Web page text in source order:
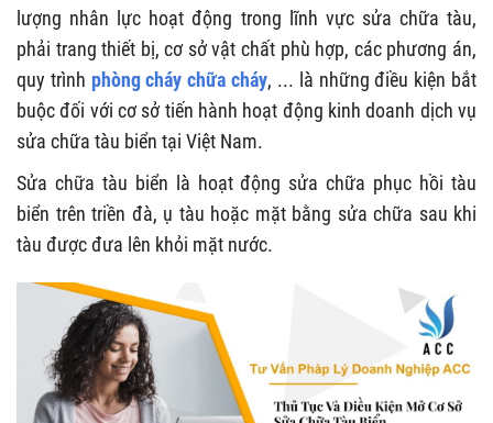
lượng nhân lực hoạt động trong lĩnh vực sửa chữa tàu,
phải trang thiết bị, cơ sở vật chất phù hợp, các phương án,
quy trình phòng cháy chữa cháy, ... là những điều kiện bắt
buộc đối với cơ sở tiến hành hoạt động kinh doanh dịch vụ
sửa chữa tàu biển tại Việt Nam.
Sửa chữa tàu biển là hoạt động sửa chữa phục hồi tàu
biển trên triền đà, ụ tàu hoặc mặt bằng sửa chữa sau khi
tàu được đưa lên khỏi mặt nước.